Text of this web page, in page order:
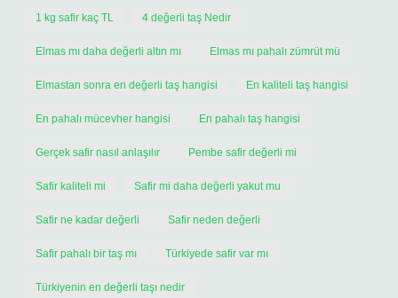
1 kg safir kaç TL 4 değerli taş Nedir
Elmas mı daha değerli altın mı Elmas mı pahalı zümrüt mü
Elmastan sonra en değerli taş hangisi En kaliteli taş hangisi
En pahalı mücevher hangisi En pahalı taş hangisi
Gerçek safir nasıl anlaşılır Pembe safir değerli mi
Safir kaliteli mi Safir mi daha değerli yakut mu
Safir ne kadar değerli Safir neden değerli
Safir pahalı bir taş mı Türkiyede safir var mı
Türkiyenin en değerli taşı nedir